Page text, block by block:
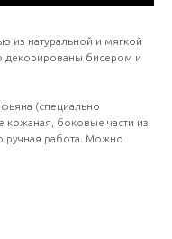
из натуральной и мягкой
декорированы бисером и
(специально
кожаная, боковые части из
ручная работа. Можно